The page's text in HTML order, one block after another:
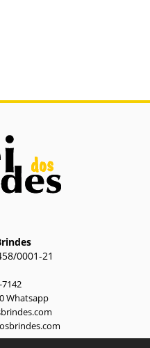
0001-21
7142
Whatsapp